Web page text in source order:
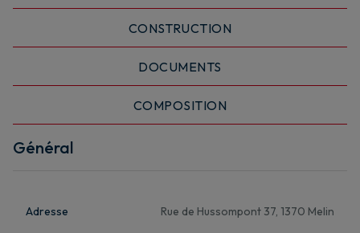
CONSTRUCTION
DOCUMENTS
COMPOSITION
Général
Adresse Rue de Hussompont 37, 1370 Melin